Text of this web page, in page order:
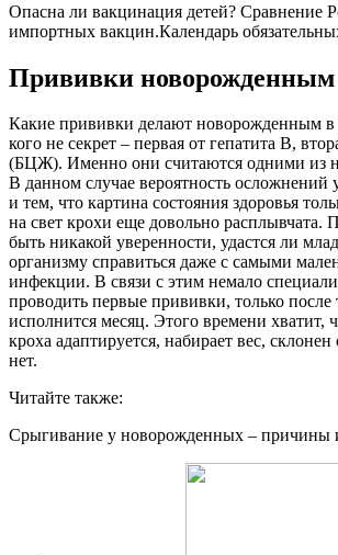
Опасна ли вакцинация детей? Сравнение
импортных вакцин.Календарь
Прививки новорожденным
Какие прививки делают новорожденным в
кого не секрет – первая от гепатита В,
(БЦЖ). Именно они считаются одними из
В данном случае вероятность осложнений
и тем, что картина состояния здоровья
на свет крохи еще довольно расплывчата.
быть никакой уверенности, удастся ли
организму справиться даже с самыми
инфекции. В связи с этим немало
проводить первые прививки, только после
исполнится месяц. Этого времени хватит,
кроха адаптируется, набирает вес,
нет.
Читайте также:
Срыгивание у новорожденных – причины